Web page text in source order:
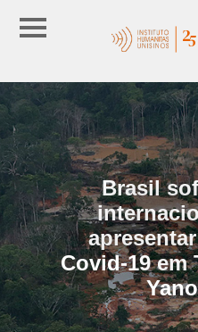
Brasil
Covid-19 em